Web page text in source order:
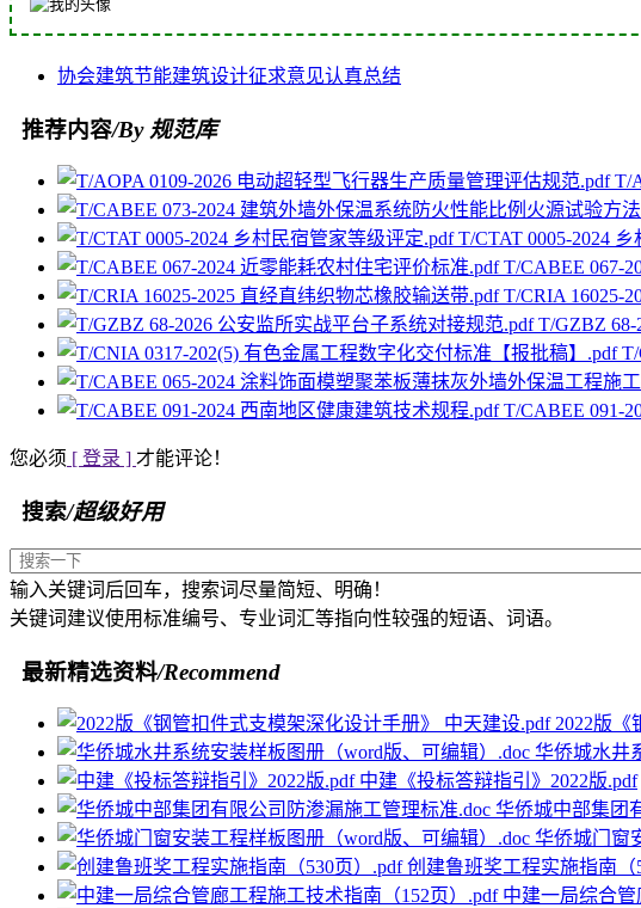
协会建筑节能建筑设计征求意见认真总结
推荐内容/By 规范库
T/
T/CTAT 0005-2024
T/CABEE 067-
T/CRIA 16025-
T/GZBZ
T/CABEE 091-
您必须 [ 登录 ] 才能评论！
搜索/超级好用
输入关键词后回车，搜索词尽量简短、明确！
关键词建议使用标准编号、专业词汇等指向性较强的短语、词语。
最新精选资料/Recommend
2022版《
华侨城水井
中建《投标答辩指引》2022版.pdf
华侨城中部集团
华侨城门窗
创建鲁班奖工程实施指南（
中建一局综合